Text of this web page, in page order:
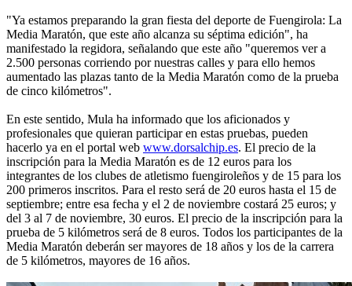
"Ya estamos preparando la gran fiesta del deporte de Fuengirola: La
Media Maratón, que este año alcanza su séptima edición", ha
manifestado la regidora, señalando que este año "queremos ver a
2.500 personas corriendo por nuestras calles y para ello hemos
aumentado las plazas tanto de la Media Maratón como de la prueba
de cinco kilómetros".
En este sentido, Mula ha informado que los aficionados y
profesionales que quieran participar en estas pruebas, pueden
hacerlo ya en el portal web www.dorsalchip.es. El precio de la
inscripción para la Media Maratón es de 12 euros para los
integrantes de los clubes de atletismo fuengiroleños y de 15 para los
200 primeros inscritos. Para el resto será de 20 euros hasta el 15 de
septiembre; entre esa fecha y el 2 de noviembre costará 25 euros; y
del 3 al 7 de noviembre, 30 euros. El precio de la inscripción para la
prueba de 5 kilómetros será de 8 euros. Todos los participantes de la
Media Maratón deberán ser mayores de 18 años y los de la carrera
de 5 kilómetros, mayores de 16 años.